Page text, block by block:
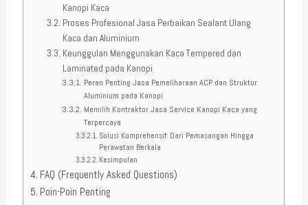
Kanopi Kaca
Proses Profesional Jasa Perbaikan Sealant Ulang
Kaca dan Aluminium
Keunggulan Menggunakan Kaca Tempered dan
Laminated pada Kanopi
Peran Penting Jasa Pemeliharaan ACP dan Struktur
Aluminium pada Kanopi
Memilih Kontraktor Jasa Service Kanopi Kaca yang
Terpercaya
Solusi Komprehensif: Dari Pemasangan Hingga
Perawatan Berkala
Kesimpulan
FAQ (Frequently Asked Questions)
Poin-Poin Penting